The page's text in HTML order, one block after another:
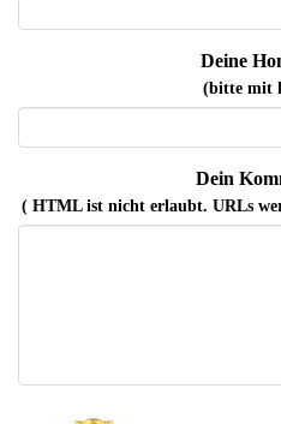
Deine
(bitte mit
Dein
( HTML ist nichterlaubt. URLs